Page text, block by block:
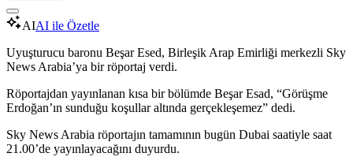
AIAI ile Özetle
Uyuşturucu baronu Beşar Esed, Birleşik Arap Emirliği merkezli Sky
News Arabia’ya bir röportaj verdi.
Röportajdan yayınlanan kısa bir bölümde Beşar Esad, “Görüşme
Erdoğan’ın sunduğu koşullar altında gerçekleşemez” dedi.
Sky News Arabia röportajın tamamının bugün Dubai saatiyle saat
21.00’de yayınlayacağını duyurdu.